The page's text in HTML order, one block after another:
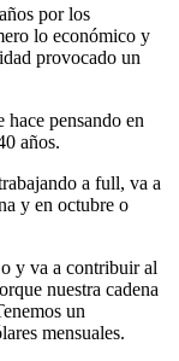
por los
lo económico y
provocado un
hace pensando en
años.
a full, va a
y en octubre o
y va a contribuir al
nuestra cadena
un
mensuales.